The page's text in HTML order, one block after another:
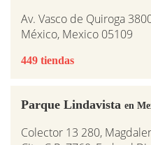
Av. Vasco de Quiroga
México, Mexico 05109
449 tiendas
Parque Lindavista en
Colector 13 280,